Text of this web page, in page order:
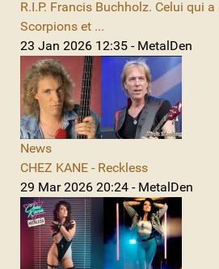
R.I.P. Francis Buchholz. Celui qui
Scorpions et ...
23 Jan 2026 12:35 - MetalDen
News
CHEZ KANE - Reckless
29 Mar 2026 20:24 - MetalDen